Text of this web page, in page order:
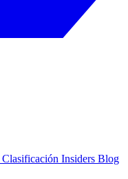
Clasificación Insiders Blog